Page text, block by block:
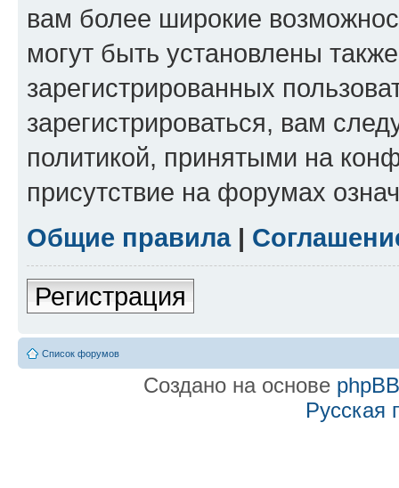
вам более широкие
могут быть установлены
зарегистрированных
зарегистрироваться, вам
политикой, принятыми на
присутствие на форумах
Общие правила|
Регистрация
Список форумов
Создано на основе phpBB
Русская